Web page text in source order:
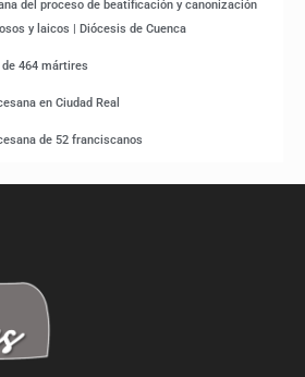
del proceso de beatificación y canonización
y laicos | Diócesis de Cuenca
464 mártires
en Ciudad Real
de 52 franciscanos